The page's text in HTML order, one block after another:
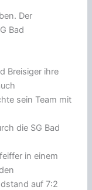
Der
Bad
Breisiger ihre
sein Team mit
die SG Bad
in einem
auf 7:2